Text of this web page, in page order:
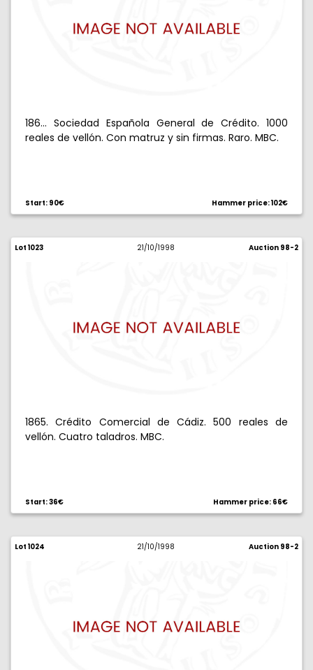
186... Sociedad Española General de Crédito. 1000
reales de vellón. Con matruz y sin firmas. Raro. MBC.
Start: 90€ Hammer price: 102€
Lot 1023 21/10/1998 Auction 98-2
1865. Crédito Comercial de Cádiz. 500 reales de
vellón. Cuatro taladros. MBC.
Start: 36€ Hammer price: 66€
Lot 1024 21/10/1998 Auction 98-2